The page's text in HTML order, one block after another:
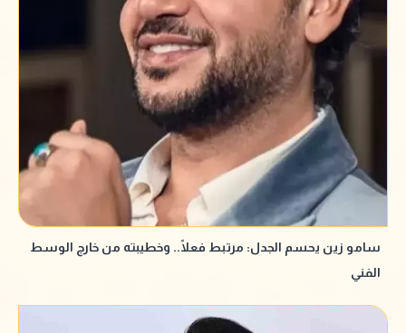
سامو زين يحسم الجدل: مرتبط فعلًا.. وخطيبته من خارج الوسط
الفني